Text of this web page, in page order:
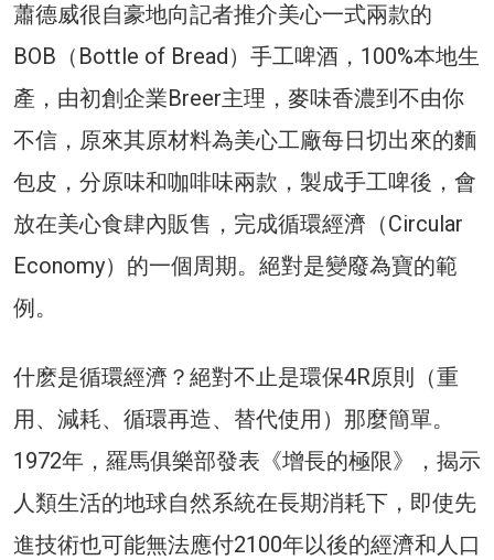
蕭德威很自豪地向記者推介美心一式兩款的
BOB（Bottle of Bread）手工啤酒，100%本地生
產，由初創企業Breer主理，麥味香濃到不由你
不信，原來其原材料為美心工廠每日切出來的麵
包皮，分原味和咖啡味兩款，製成手工啤後，會
放在美心食肆內販售，完成循環經濟（Circular
Economy）的一個周期。絕對是變廢為寶的範
例。
什麽是循環經濟？絕對不止是環保4R原則（重
用、減耗、循環再造、替代使用）那麼簡單。
1972年，羅馬俱樂部發表《增長的極限》，揭示
人類生活的地球自然系統在長期消耗下，即使先
進技術也可能無法應付2100年以後的經濟和人口